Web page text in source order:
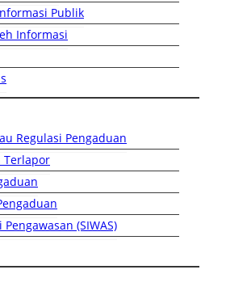
Publik
Informasi
Regulasi Pengaduan
Terlapor
(SIWAS)